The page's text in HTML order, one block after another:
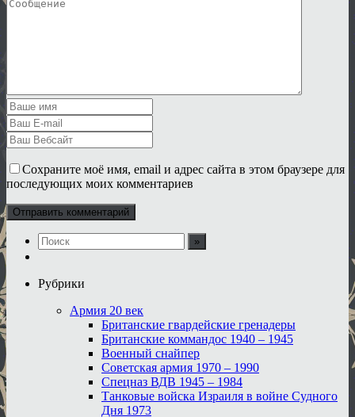
Сохраните моё имя, email и адрес сайта в этом браузере для
последующих моих комментариев
Рубрики
Армия 20 век
Британские гвардейские гренадеры
Британские коммандос 1940 – 1945
Военный снайпер
Советская армия 1970 – 1990
Спецназ ВДВ 1945 – 1984
Танковые войска Израиля в войне Судного
Дня 1973